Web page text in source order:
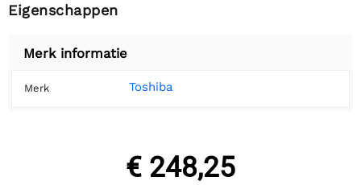
Eigenschappen
Merk informatie
Merk Toshiba
€ 248,25